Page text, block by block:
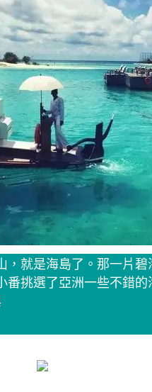
，就是海島了。那一片
挑選了亞洲一些不錯的